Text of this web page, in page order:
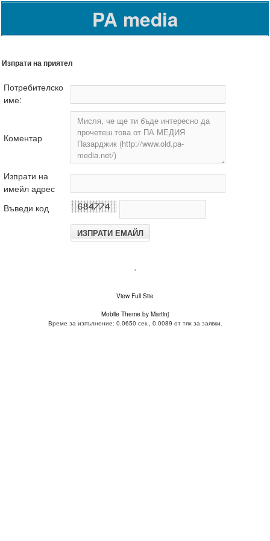
PA media
Изпрати на приятел
Потребителско
име:
Коментар
Изпрати на
имейл адрес
Въведи код
.
View Full Site
Mobile Theme by Martinj
Време за изпълнение: 0.0650 сек., 0.0089 от тях за заявки.